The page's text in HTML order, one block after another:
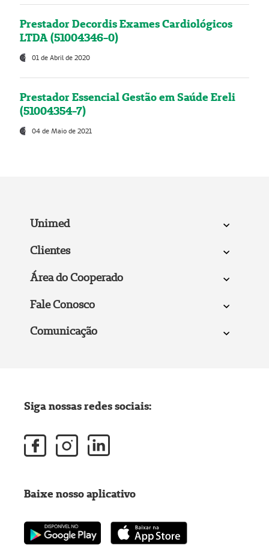
Prestador Decordis Exames Cardiológicos
LTDA (51004346-0)
01 de Abril de 2020
Prestador Essencial Gestão em Saúde Ereli
(51004354-7)
04 de Maio de 2021
Unimed
Clientes
Área do Cooperado
Fale Conosco
Comunicação
Siga nossas redes sociais:
Baixe nosso aplicativo